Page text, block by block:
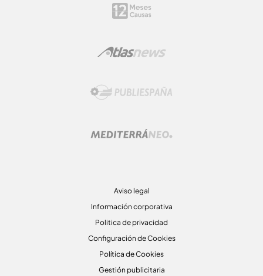
Aviso legal
Información corporativa
Politica de privacidad
Configuración de Cookies
Política de Cookies
Gestión publicitaria